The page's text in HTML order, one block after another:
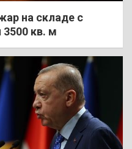
на складе с
кв. м